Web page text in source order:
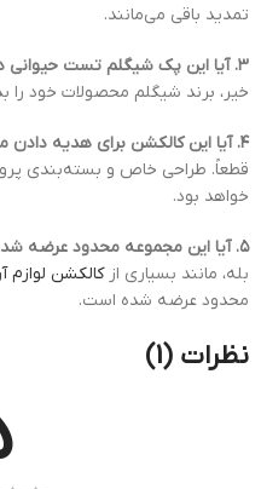
تمدید باقی می‌مانند.
۳. آیا این پک شیگلم تست حیوانی دارد؟
خیر، برند شیگلم محصولات خود
۴. آیا این کالکشن برای هدیه دادن مناسب است؟
قطعاً. طراحی خاص و بسته‌بندی
خواهد بود.
۵. آیا این مجموعه محدود عرضه شده است؟
بله، مانند بسیاری ازکالکشن لوازم
محدود عرضه شده است.
نظرات (1)